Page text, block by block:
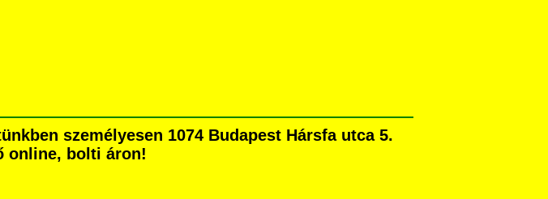
személyesen 1074 Budapest Hársfa utca 5.
online, bolti áron!